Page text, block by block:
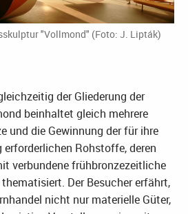
"Vollmond" (Foto: J. Lipták)
der Gliederung der
beinhaltet gleich mehrere
und die Gewinnung der für ihre
Rohstoffe, deren
verbundene frühbronzezeitliche
Der Besucher erfährt,
nicht nur materielle Güter,